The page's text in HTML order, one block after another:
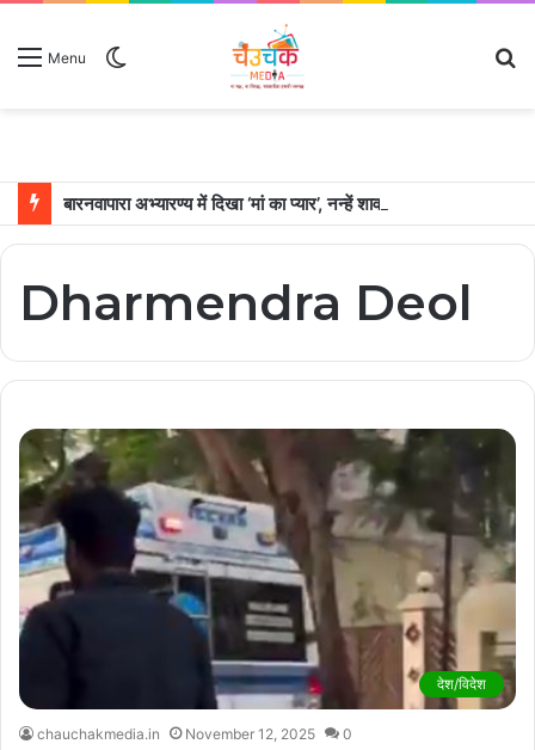
Menu
Dharmendra Deol
देश/विदेश
chauchakmedia.in November 12, 2025 0